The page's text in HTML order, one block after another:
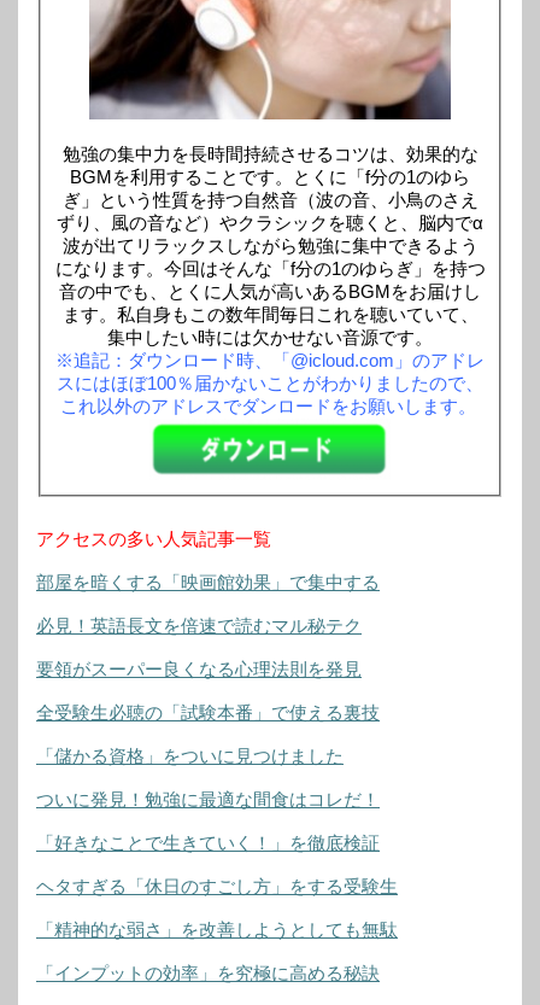
勉強の集中力を長時間持続させるコツは、効果的な
BGMを利用することです。とくに「f分の1のゆら
ぎ」という性質を持つ自然音（波の音、小鳥のさえ
ずり、風の音など）やクラシックを聴くと、脳内でα
波が出てリラックスしながら勉強に集中できるよう
になります。今回はそんな「f分の1のゆらぎ」を持つ
音の中でも、とくに人気が高いあるBGMをお届けし
ます。私自身もこの数年間毎日これを聴いていて、
集中したい時には欠かせない音源です。
※追記：ダウンロード時、「@icloud.com」のアドレ
スにはほぼ100％届かないことがわかりましたので、
これ以外のアドレスでダンロードをお願いします。
アクセスの多い人気記事一覧
部屋を暗くする「映画館効果」で集中する
必見！英語長文を倍速で読むマル秘テク
要領がスーパー良くなる心理法則を発見
全受験生必聴の「試験本番」で使える裏技
「儲かる資格」をついに見つけました
ついに発見！勉強に最適な間食はコレだ！
「好きなことで生きていく！」を徹底検証
ヘタすぎる「休日のすごし方」をする受験生
「精神的な弱さ」を改善しようとしても無駄
「インプットの効率」を究極に高める秘訣